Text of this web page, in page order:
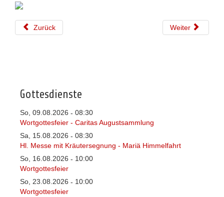
Zurück Weiter
Gottesdienste
So, 09.08.2026 - 08:30
Wortgottesfeier - Caritas Augustsammlung
Sa, 15.08.2026 - 08:30
Hl. Messe mit Kräutersegnung - Mariä Himmelfahrt
So, 16.08.2026 - 10:00
Wortgottesfeier
So, 23.08.2026 - 10:00
Wortgottesfeier